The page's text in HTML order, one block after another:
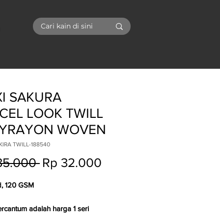
SAKURA
LOOK TWILL
WOVEN
TWILL-188540
Regular
Rp 32.000
120 GSM
adalah harga 1 seri